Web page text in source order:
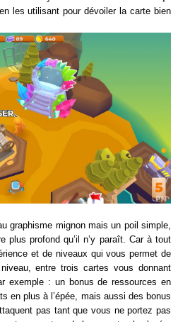
les utilisant pour dévoiler la carte bien
graphisme mignon mais un poil simple,
plus profond qu’il n’y paraît. Car à tout
et de niveaux qui vous permet de
entre trois cartes vous donnant
exemple : un bonus de ressources en
en plus à l’épée, mais aussi des bonus
pas tant que vous ne portez pas